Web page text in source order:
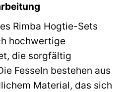
Rimba Hogtie-Sets
hochwertige
die sorgfältig
Fesseln bestehen aus
Material, das sich